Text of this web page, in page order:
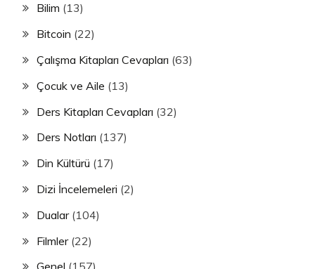
Bilim (13)
Bitcoin (22)
Çalışma Kitapları Cevapları (63)
Çocuk ve Aile (13)
Ders Kitapları Cevapları (32)
Ders Notları (137)
Din Kültürü (17)
Dizi İncelemeleri (2)
Dualar(104)
Filmler(22)